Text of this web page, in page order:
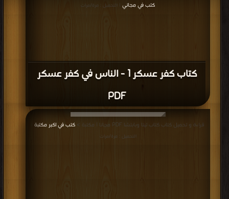
كتاب كفر عسكر 1 - الناس في كفر عسكر
PDF
كتب في مجاني | التحميل : مرة/مرات
قراءة و تحميل كتاب كتاب تيتا وبابتشا PDF مجانا | مكتبة > كتب في اكبر مكتبة
التحميل : مرة/مرات